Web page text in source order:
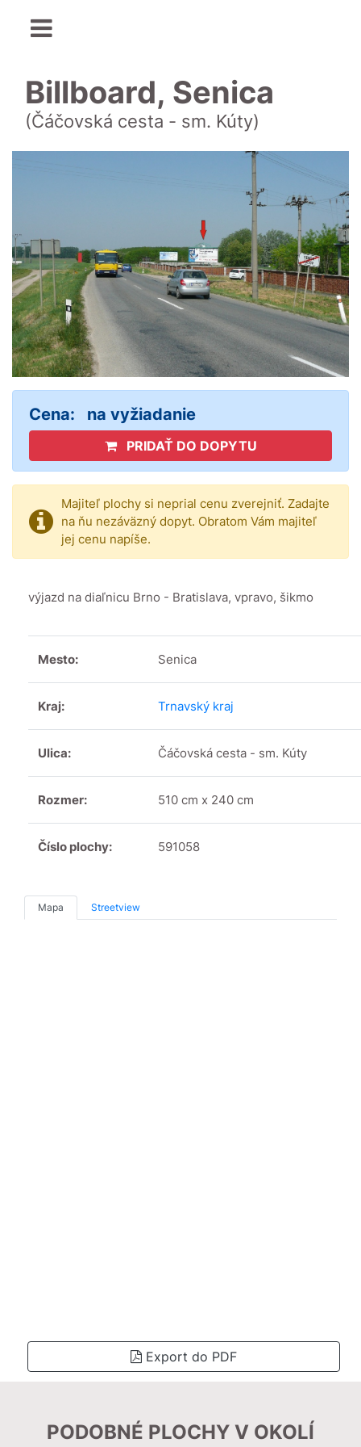
Billboard, Senica
(Čáčovská cesta - sm. Kúty)
Cena: na vyžiadanie
PRIDAŤ DO DOPYTU
Majiteľ plochy si neprial cenu zverejniť. Zadajte
na ňu nezáväzný dopyt. Obratom Vám majiteľ
jej cenu napíše.
výjazd na diaľnicu Brno - Bratislava, vpravo, šikmo
Mesto: Senica
Kraj: Trnavský kraj
Ulica: Čáčovská cesta - sm. Kúty
Rozmer: 510 cm x 240 cm
Číslo plochy: 591058
Mapa Streetview
Export do PDF
PODOBNÉ PLOCHY V OKOLÍ